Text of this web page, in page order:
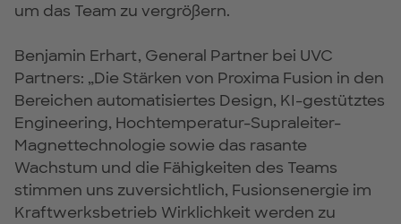
um das Team zu vergrößern.
Benjamin Erhart, General Partner bei UVC
Partners: „Die Stärken von Proxima Fusion in den
Bereichen automatisiertes Design, KI-gestütztes
Engineering, Hochtemperatur-Supraleiter-
Magnettechnologie sowie das rasante
Wachstum und die Fähigkeiten des Teams
stimmen uns zuversichtlich, Fusionsenergie im
Kraftwerksbetrieb Wirklichkeit werden zu